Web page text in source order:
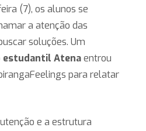
(7), os alunos se
a atenção das
soluções. Um
estudantil Atenaentrou
para relatar
e a estrutura